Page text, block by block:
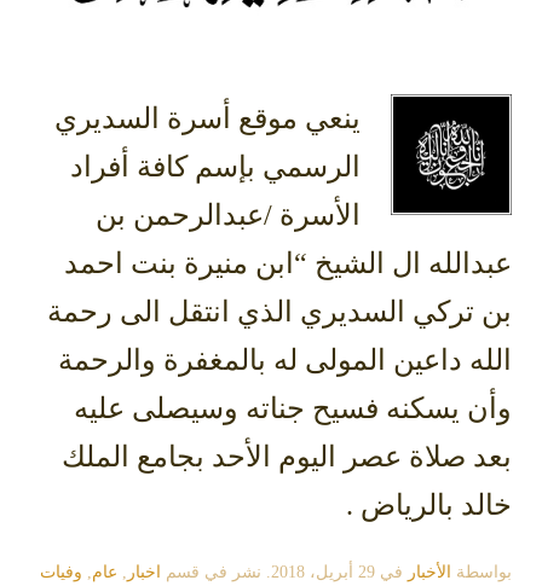
ينعي موقع أسرة السديري
الرسمي بإسم كافة أفراد
الأسرة /عبدالرحمن بن
عبدالله ال الشيخ “ابن منيرة بنت احمد
بن تركي السديري الذي انتقل الى رحمة
الله داعين المولى له بالمغفرة والرحمة
وأن يسكنه فسيح جناته وسيصلى عليه
بعد صلاة عصر اليوم الأحد بجامع الملك
خالد بالرياض .
بواسطة الأخبار في 29 أبريل، 2018 . نشر في قسم اخبار عام وفيات